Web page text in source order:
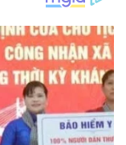
máy